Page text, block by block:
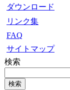
ダウンロード
リンク集
FAQ
サイトマップ
検索